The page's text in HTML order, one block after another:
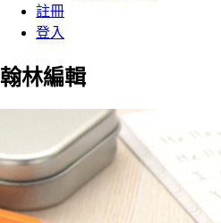
註冊
登入
翰林編輯